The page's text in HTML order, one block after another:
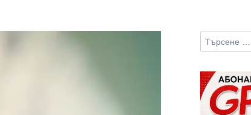
Търсене
за: